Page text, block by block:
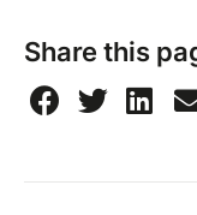
Share this